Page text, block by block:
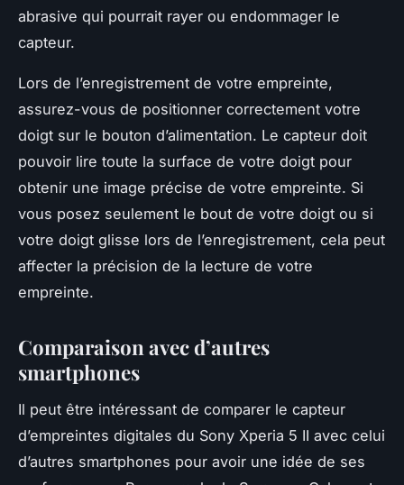
abrasive qui pourrait rayer ou endommager le
capteur.
Lors de l’enregistrement de votre empreinte,
assurez-vous de positionner correctement votre
doigt sur le bouton d’alimentation. Le capteur doit
pouvoir lire toute la surface de votre doigt pour
obtenir une image précise de votre empreinte. Si
vous posez seulement le bout de votre doigt ou si
votre doigt glisse lors de l’enregistrement, cela peut
affecter la précision de la lecture de votre
empreinte.
Comparaison avec d’autres
smartphones
Il peut être intéressant de comparer le capteur
d’empreintes digitales du Sony Xperia 5 II avec celui
d’autres smartphones pour avoir une idée de ses